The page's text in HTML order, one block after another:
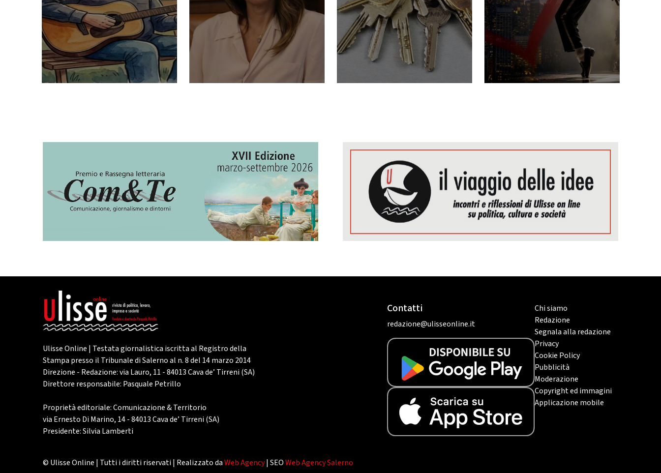
Ulisse Online | Testata giornalistica iscritta al Registro della
Stampa presso il Tribunale di Salerno al n. 8 del 14 marzo 2014
Direzione - Redazione: via Lauro, 11 - 84013 Cava de’ Tirreni (SA)
Direttore responsabile: Pasquale Petrillo
Proprietà editoriale: Comunicazione & Territorio
via Ernesto Di Marino, 14 - 84013 Cava de’ Tirreni (SA)
Presidente: Silvia Lamberti
Contatti
redazione@ulisseonline.it
Chi siamo
Redazione
Segnala alla redazione
Privacy
Cookie Policy
Pubblicità
Moderazione
Copyright ed immagini
Applicazione mobile
© Ulisse Online | Tutti i diritti riservati | Realizzato daWeb Agency| SEOWeb Agency Salerno